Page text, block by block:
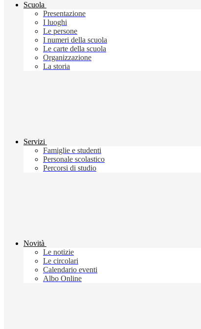
Scuola
Presentazione
I luoghi
Le persone
I numeri della scuola
Le carte della scuola
Organizzazione
La storia
Servizi
Famiglie e studenti
Personale scolastico
Percorsi di studio
Novità
Le notizie
Le circolari
Calendario eventi
Albo Online